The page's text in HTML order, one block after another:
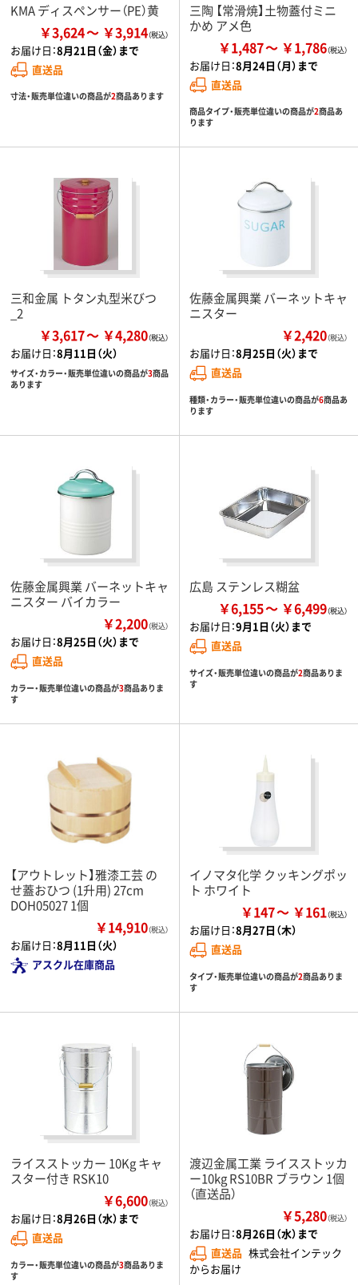
KMA ディスペンサー（PE）黄
￥3,624 ￥3,914
お届け日：8月21日（金）まで
直送品
寸法・販売単位違いの商品が2商品あります
三陶 【常滑焼】土物蓋付ミニ
かめ アメ色
￥1,487 ￥1,786
お届け日：8月24日（月）まで
直送品
商品タイプ・販売単位違いの商品が2商品あ
ります
三和金属 トタン丸型米びつ
_2
￥3,617 ￥4,280
お届け日：8月11日（火）
サイズ・カラー・販売単位違いの商品が3商品
あります
佐藤金属興業 バーネットキャ
ニスター
￥2,420（税込）
お届け日：8月25日（火）まで
直送品
種類・カラー・販売単位違いの商品が6商品あ
ります
佐藤金属興業 バーネットキャ
ニスター バイカラー
￥2,200（税込）
お届け日：8月25日（火）まで
直送品
カラー・販売単位違いの商品が3商品ありま
す
広島 ステンレス糊盆
￥6,155 ￥6,499
お届け日：9月1日（火）まで
直送品
サイズ・販売単位違いの商品が2商品ありま
す
【アウトレット】雅漆工芸 の
せ蓋おひつ (1升用) 27cm
DOH05027 1個
￥14,910（税込）
お届け日：8月11日（火）
アスクル在庫商品
イノマタ化学 クッキングポッ
ト ホワイト
￥147 ￥161
お届け日：8月27日（木）
直送品
タイプ・販売単位違いの商品が2商品ありま
す
ライスストッカー 10Kg キャ
スター付き RSK10
￥6,600（税込）
お届け日：8月26日（水）まで
直送品
カラー・販売単位違いの商品が3商品ありま
す
渡辺金属工業 ライスストッカ
ー10kg RS10BR ブラウン 1個
（直送品）
￥5,280（税込）
お届け日：8月26日（水）まで
直送品 株式会社インテック
からお届け